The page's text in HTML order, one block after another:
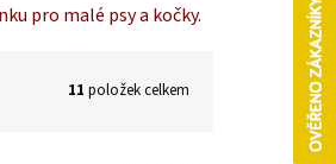
pro malé psy a kočky.
11 položek celkem